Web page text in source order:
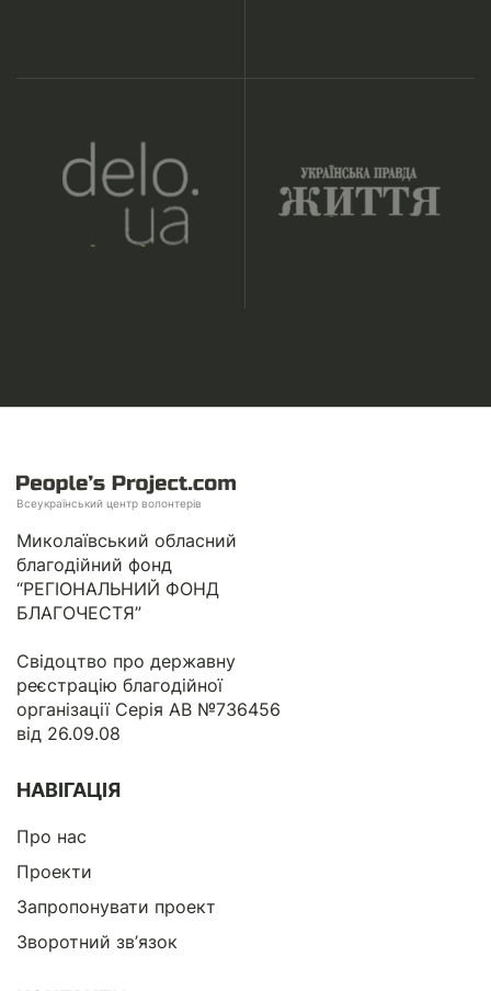
Всеукраїнський центр волонтерів
Миколаївський обласний
благодійний фонд
“РЕГІОНАЛЬНИЙ ФОНД
БЛАГОЧЕСТЯ”
Свідоцтво про державну
реєстрацію благодійної
організації Серія АВ №736456
від 26.09.08
НАВІГАЦІЯ
Про нас
Проекти
Запропонувати проект
Зворотний зв’язок